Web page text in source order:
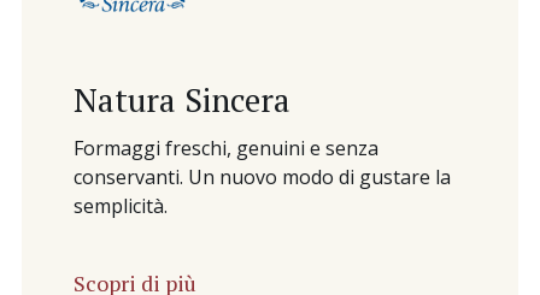
Natura Sincera
Formaggi freschi, genuini e senza
conservanti. Un nuovo modo di gustare la
semplicità.
Scopri di più